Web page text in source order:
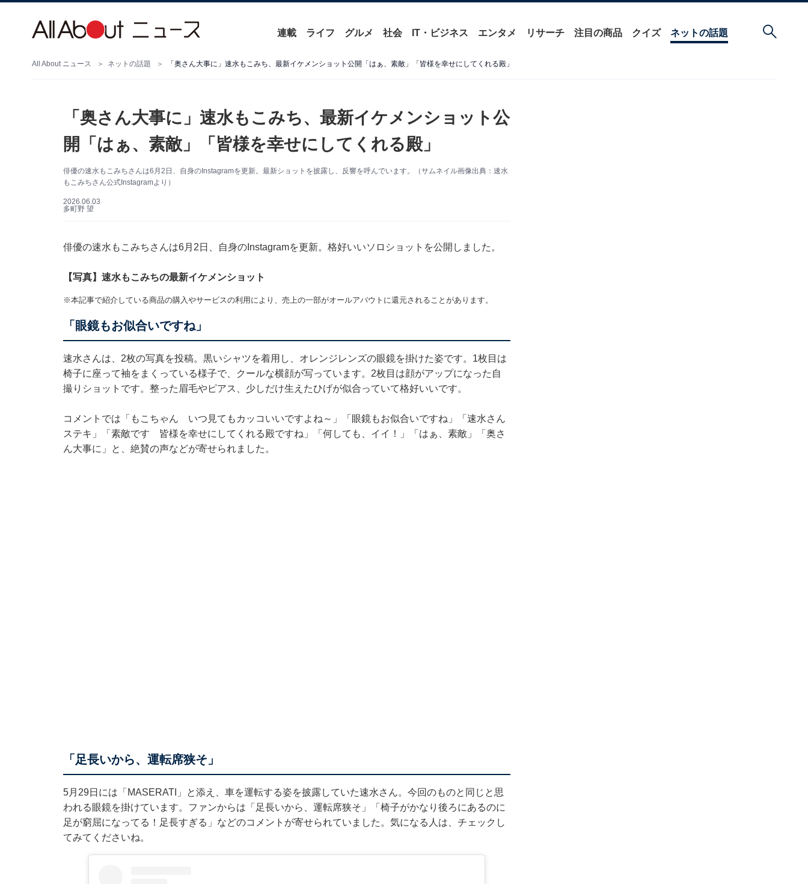
連載 ライフ グルメ 社会 IT・ビジネス エンタメ リサーチ 注目の商品 クイズ ネットの話題
All About ニュース ネットの話題 「奥さん大事に」速水もこみち、最新イケメンショット公開「はぁ、素敵」「皆様を幸せにしてくれる殿」
「奥さん大事に」速水もこみち、最新イケメンショット公
開「はぁ、素敵」「皆様を幸せにしてくれる殿」
俳優の速水もこみちさんは6月2日、自身のInstagramを更新。最新ショットを披露し、反響を呼んでいます。（サムネイル画像出典：速水
もこみちさん公式Instagramより）
2026.06.03
多町野 望
俳優の速水もこみちさんは6月2日、自身のInstagramを更新。格好いいソロショットを公開しました。
【写真】速水もこみちの最新イケメンショット
※本記事で紹介している商品の購入やサービスの利用により、売上の一部がオールアバウトに還元されることがあります。
「眼鏡もお似合いですね」
速水さんは、2枚の写真を投稿。黒いシャツを着用し、オレンジレンズの眼鏡を掛けた姿です。1枚目は
椅子に座って袖をまくっている様子で、クールな横顔が写っています。2枚目は顔がアップになった自
撮りショットです。整った眉毛やピアス、少しだけ生えたひげが似合っていて格好いいです。
コメントでは「もこちゃん いつ見てもカッコいいですよね～」「眼鏡もお似合いですね」「速水さん
ステキ」「素敵です 皆様を幸せにしてくれる殿ですね」「何しても、イイ！」「はぁ、素敵」「奥さ
ん大事に」と、絶賛の声などが寄せられました。
「足長いから、運転席狭そ」
5月29日には「MASERATI」と添え、車を運転する姿を披露していた速水さん。今回のものと同じと思
われる眼鏡を掛けています。ファンからは「足長いから、運転席狭そ」「椅子がかなり後ろにあるのに
足が窮屈になってる！足長すぎる」などのコメントが寄せられていました。気になる人は、チェックし
てみてくださいね。